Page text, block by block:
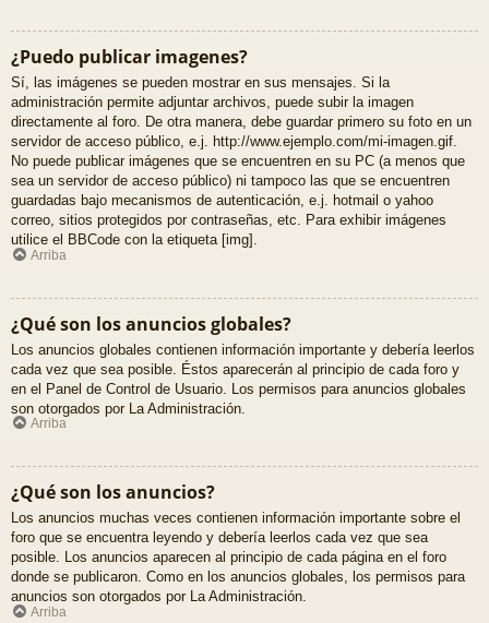
¿Puedo publicar imagenes?
Sí, las imágenes se pueden mostrar en sus mensajes. Si la
administración permite adjuntar archivos, puede subir la imagen
directamente al foro. De otra manera, debe guardar primero su foto en un
servidor de acceso público, e.j. http://www.ejemplo.com/mi-imagen.gif.
No puede publicar imágenes que se encuentren en su PC (a menos que
sea un servidor de acceso público) ni tampoco las que se encuentren
guardadas bajo mecanismos de autenticación, e.j. hotmail o yahoo
correo, sitios protegidos por contraseñas, etc. Para exhibir imágenes
utilice el BBCode con la etiqueta [img].
Arriba
¿Qué son los anuncios globales?
Los anuncios globales contienen información importante y debería leerlos
cada vez que sea posible. Éstos aparecerán al principio de cada foro y
en el Panel de Control de Usuario. Los permisos para anuncios globales
son otorgados por La Administración.
Arriba
¿Qué son los anuncios?
Los anuncios muchas veces contienen información importante sobre el
foro que se encuentra leyendo y debería leerlos cada vez que sea
posible. Los anuncios aparecen al principio de cada página en el foro
donde se publicaron. Como en los anuncios globales, los permisos para
anuncios son otorgados por La Administración.
Arriba